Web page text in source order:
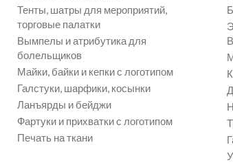
Тенты, шатры для мероприятий,
торговые палатки
Вымпелы и атрибутика для
болельщиков
Майки, байки и кепки с логотипом
Галстуки, шарфики, косынки
Ланъярды и бейджи
Фартуки и прихватки с логотипом
Печать на ткани